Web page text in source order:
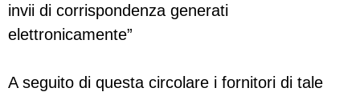
invii di corrispondenza generati
elettronicamente”
A seguito di questa circolare i fornitori di tale